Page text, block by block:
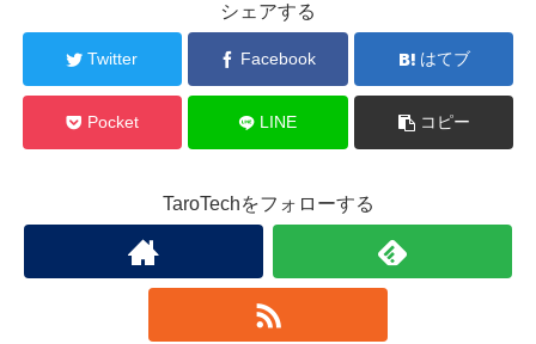
シェアする
Twitter Facebook はてブ
Pocket LINE コピー
TaroTechをフォローする